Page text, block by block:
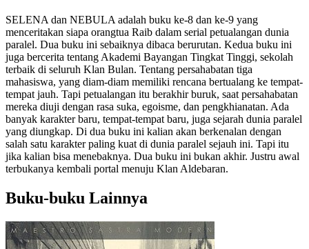
SELENA dan NEBULA adalah buku ke-8 dan ke-9 yang
menceritakan siapa orangtua Raib dalam serial petualangan dunia
paralel. Dua buku ini sebaiknya dibaca berurutan. Kedua buku ini
juga bercerita tentang Akademi Bayangan Tingkat Tinggi, sekolah
terbaik di seluruh Klan Bulan. Tentang persahabatan tiga
mahasiswa, yang diam-diam memiliki rencana bertualang ke tempat-
tempat jauh. Tapi petualangan itu berakhir buruk, saat persahabatan
mereka diuji dengan rasa suka, egoisme, dan pengkhianatan. Ada
banyak karakter baru, tempat-tempat baru, juga sejarah dunia paralel
yang diungkap. Di dua buku ini kalian akan berkenalan dengan
salah satu karakter paling kuat di dunia paralel sejauh ini. Tapi itu
jika kalian bisa menebaknya. Dua buku ini bukan akhir. Justru awal
terbukanya kembali portal menuju Klan Aldebaran.
Buku-buku Lainnya